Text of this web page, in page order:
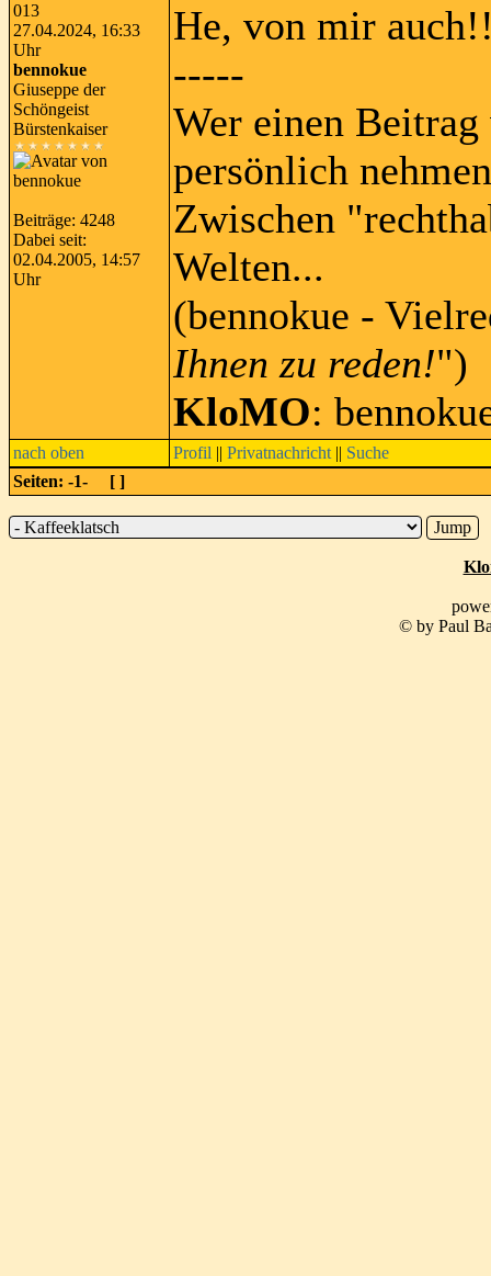
013
27.04.2024, 16:33
Uhr
bennokue
Giuseppe der
Schöngeist
Bürstenkaiser
Beiträge: 4248
Dabei seit:
02.04.2005, 14:57
Uhr
He, von mir
-----
Wer einen
persönlich
Zwischen
Welten...
(bennokue -
Ihnen zu reden!")
KloMO:
nach oben Profil || Privatnachricht || Suche
Seiten: -1- [ ]
© by Paul